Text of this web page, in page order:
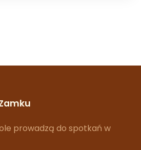
prowadzą do spotkań w